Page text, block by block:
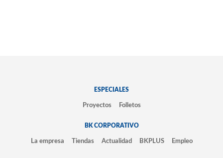
ESPECIALES
Proyectos Folletos
BK CORPORATIVO
La empresa Tiendas Actualidad BKPLUS Empleo